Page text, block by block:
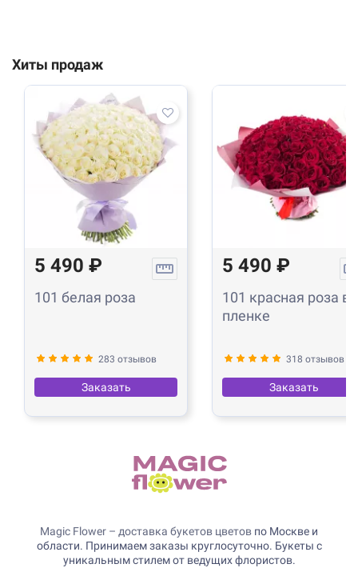
Хиты продаж
5 490 ₽
101 белая роза
283 отзывов
Заказать
5 490 ₽
101 красная роза в
пленке
318 отзывов
Заказать
Magic Flower – доставка букетов цветов по Москве и
области. Принимаем заказы круглосуточно. Букеты с
уникальным стилем от ведущих флористов.